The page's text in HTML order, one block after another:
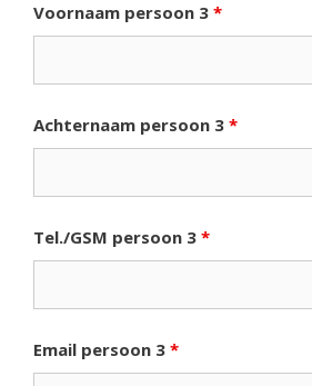
Voornaam persoon 3 *
Achternaam persoon 3 *
Tel./GSM persoon 3 *
Email persoon 3 *